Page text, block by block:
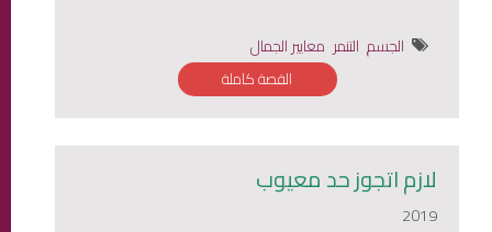
الجسم التنمر معايير الجمال
القصة كاملة
لازم اتجوز حد معيوب
2019